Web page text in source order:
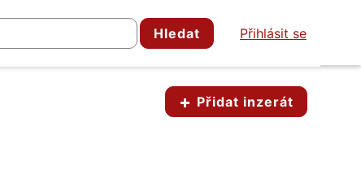
Hledat Přihlásit se
Přidat inzerát